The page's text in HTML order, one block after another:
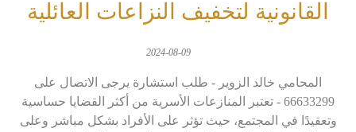
القانونية لتخفيف النزاعات العائلية
2024-08-09
المحامي خالد الزوير - طلب استشارة يرجى الاتصال على
66633299 - تعتبر المنازعات الأسرية من أكثر القضايا حساسية
وتعقيدًا في المجتمع، حيث تؤثر على الأفراد بشكل مباشر وعلى